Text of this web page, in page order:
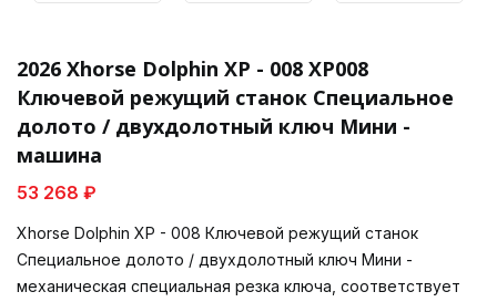
2026 Xhorse Dolphin XP - 008 XP008
Ключевой режущий станок Специальное
долото / двухдолотный ключ Мини -
машина
53 268 ₽
Xhorse Dolphin XP - 008 Ключевой режущий станок
Специальное долото / двухдолотный ключ Мини -
механическая специальная резка ключа, соответствует